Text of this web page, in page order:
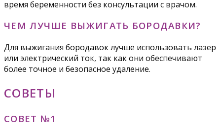
время беременности без консультации с врачом.
ЧЕМ ЛУЧШЕ ВЫЖИГАТЬ БОРОДАВКИ?
Для выжигания бородавок лучше использовать лазер
или электрический ток, так как они обеспечивают
более точное и безопасное удаление.
СОВЕТЫ
СОВЕТ №1